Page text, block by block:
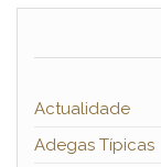
Actualidade
Adegas Típicas